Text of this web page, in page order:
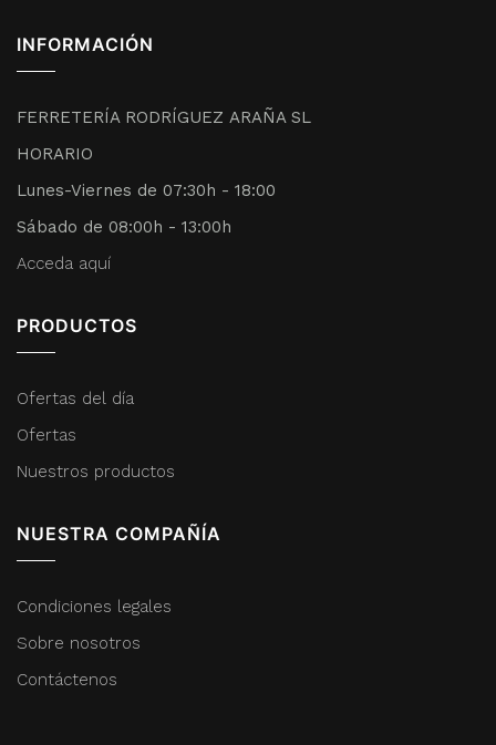
INFORMACIÓN
FERRETERÍA RODRÍGUEZ ARAÑA SL
HORARIO
Lunes-Viernes de 07:30h - 18:00
Sábado de 08:00h - 13:00h
Acceda aquí
PRODUCTOS
Ofertas del día
Ofertas
Nuestros productos
NUESTRA COMPAÑÍA
Condiciones legales
Sobre nosotros
Contáctenos